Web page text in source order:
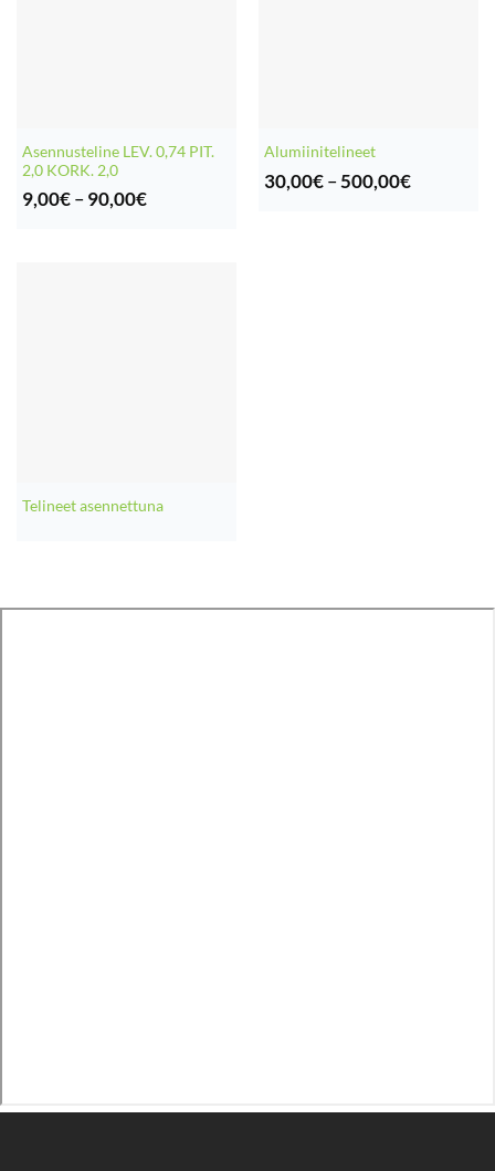
Asennusteline LEV. 0,74 PIT.
2,0 KORK. 2,0
9,00€ – 90,00€Hintaluokka:
Alumiinitelineet
30,00€ –500,00€
Telineet asennettuna